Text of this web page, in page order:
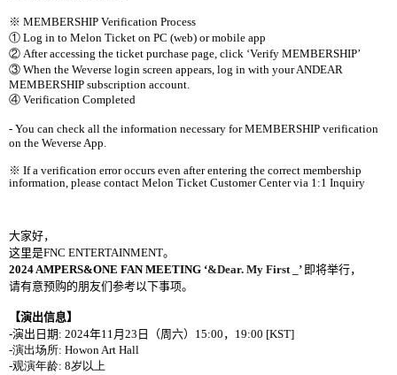
※ MEMBERSHIP Verification Process
① Log in to Melon Ticket on PC (web) or mobile app
② After accessing the ticket purchase page, click ‘Verify MEMBERSHIP’
③ When the Weverse login screen appears, log in with your ANDEAR
MEMBERSHIP subscription account.
④ Verification Completed
- You can check all the information necessary for MEMBERSHIP verification
on the Weverse App.
※ If a verification error occurs even after entering the correct membership
information, please contact Melon Ticket Customer Center via 1:1 Inquiry
大家好，
这里是FNC ENTERTAINMENT。
2024 AMPERS&ONE FAN MEETING ‘&Dear. My First _’ 即将举行，
请有意预购的朋友们参考以下事项。
【演出信息】
-演出日期: 2024年11 月 23 日（周六） 15:00 ， 19:00 [KST]
-演出场所: Howon Art Hall
-观演年龄: 8岁以上